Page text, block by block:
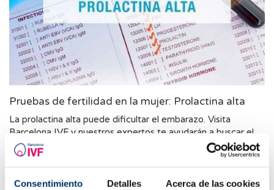
Consentimiento Detalles Acerca de las cookies
Pruebas de fertilidad en la mujer: Prolactina alta
La prolactina alta puede dificultar el embarazo. Visita
Barcelona IVF y nuestros expertos te ayudarán a buscar el
tratamiento que mejor se adecua a tu caso.